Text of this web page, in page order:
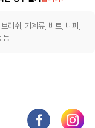
러쉬, 기계류, 비트, 니퍼,
등